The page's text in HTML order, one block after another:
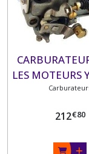
LES MOTEURS
DÉMARRAGE
07)
212€80